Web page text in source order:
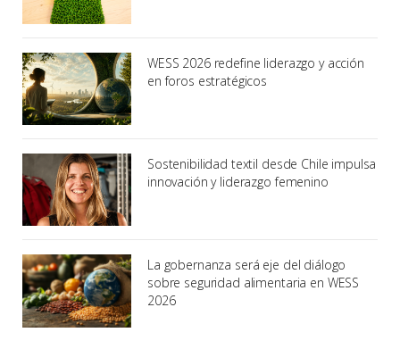
WESS 2026 redefine liderazgo y acción
en foros estratégicos
Sostenibilidad textil desde Chile impulsa
innovación y liderazgo femenino
La gobernanza será eje del diálogo
sobre seguridad alimentaria en WESS
2026